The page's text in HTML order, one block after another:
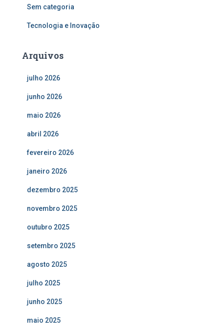
Sem categoria
Tecnologia e Inovação
Arquivos
julho 2026
junho 2026
maio 2026
abril 2026
fevereiro 2026
janeiro 2026
dezembro 2025
novembro 2025
outubro 2025
setembro 2025
agosto 2025
julho 2025
junho 2025
maio 2025